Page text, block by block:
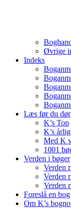
Øvrige
Indeks
Læs før du dør
K’s Top
K’s
Med K
1001
Verden i bøger
Verden
Verden
Verden
Foreslå en bog
Om K’s